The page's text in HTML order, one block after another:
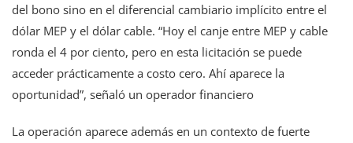
del bono sino en el diferencial cambiario implícito entre el
dólar MEP y el dólar cable. “Hoy el canje entre MEP y cable
ronda el 4 por ciento, pero en esta licitación se puede
acceder prácticamente a costo cero. Ahí aparece la
oportunidad”, señaló un operador financiero
La operación aparece además en un contexto de fuerte